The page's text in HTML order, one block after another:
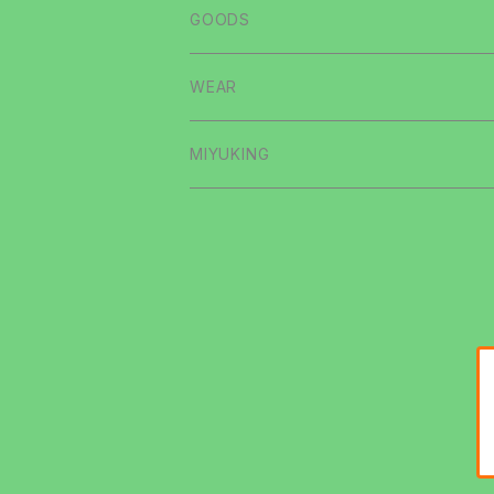
download music
GOODS
WEAR
MIYUKING